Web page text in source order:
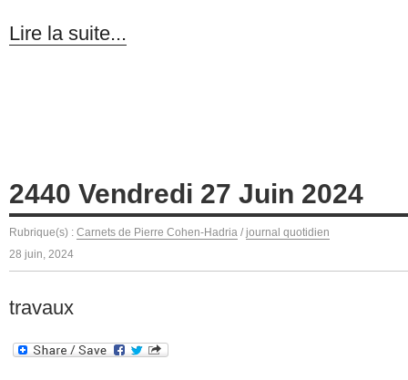
Lire la suite...
2440 Vendredi 27 Juin 2024
Rubrique(s) : Carnets de Pierre Cohen-Hadria / journal quotidien
28 juin, 2024
travaux